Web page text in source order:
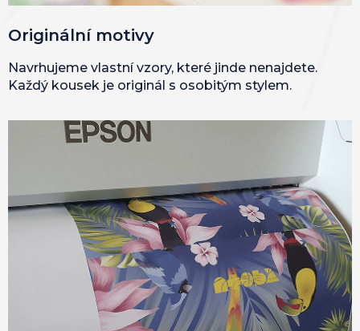
Originální motivy
Navrhujeme vlastní vzory, které jinde nenajdete.
Každý kousek je originál s osobitým stylem.